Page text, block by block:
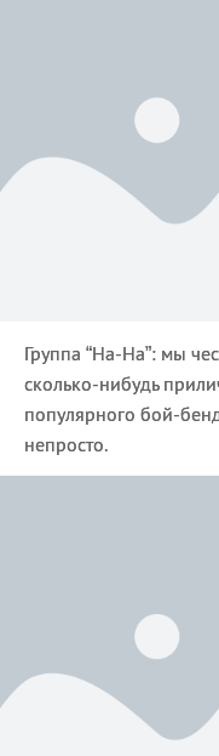
Группа “На-На”: мы
сколько-нибудь
популярного бой-
непросто.